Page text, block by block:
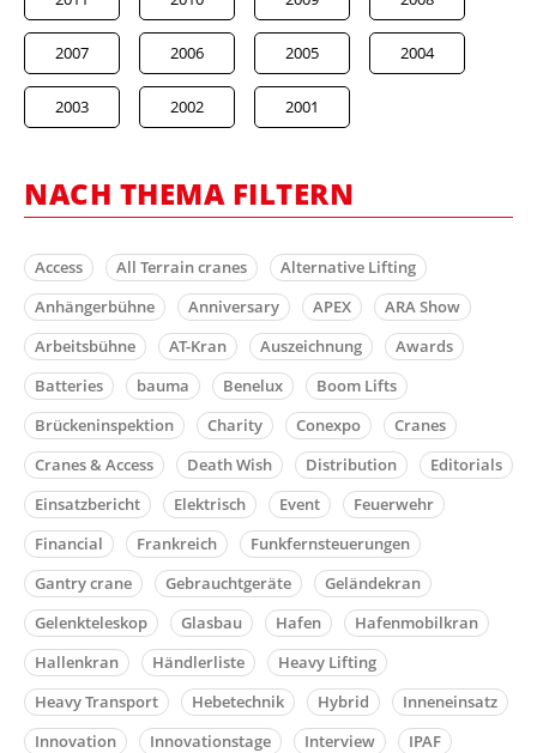
2007 2006 2005 2004
2003 2002 2001
NACH THEMA FILTERN
Access All Terrain cranes
Alternative Lifting
Anhängerbühne
Anniversary APEX
ARA Show
Arbeitsbühne
AT-Kran Auszeichnung
Awards
Batteries
bauma Benelux
Boom Lifts
Brückeninspektion
Charity Conexpo
Cranes
Cranes & Access
Death Wish Distribution
Editorials
Einsatzbericht
Elektrisch Event
Feuerwehr
Financial
Frankreich
Funkfernsteuerungen
Gantry crane
Gebrauchtgeräte
Geländekran
Gelenkteleskop
Glasbau Hafen
Hafenmobilkran
Hallenkran
Händlerliste
Heavy Lifting
Heavy Transport
Hebetechnik Hybrid
Inneneinsatz
Innovation
Innovationstage Interview
IPAF